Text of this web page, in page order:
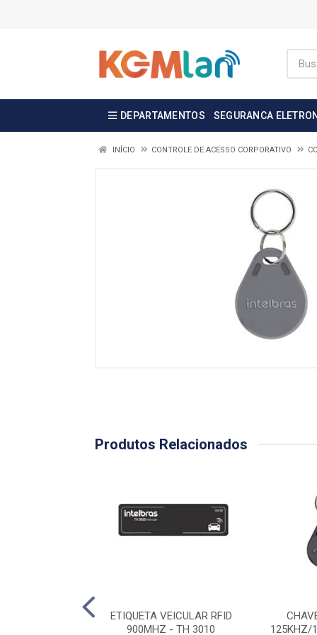
DEPARTAMENTOS SEGURANCA
INÍCIO CONTROLE DE ACESSO CORPORATIVO
Produtos Relacionados
ETIQUETA VEICULAR RFID
900MHZ - TH 3010
125KHZ/